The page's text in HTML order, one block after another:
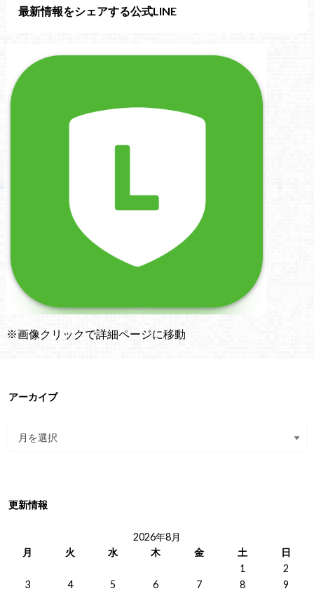
最新情報をシェアする公式LINE
※画像クリックで詳細ページに移動
アーカイブ
更新情報
2026年8月
月
火 水 木 金 土
日
1
2
3
4 5 6 7 8 9